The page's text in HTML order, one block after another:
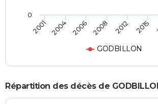
GODBILLON
2001 2004 2006 2008 2012 2015
0
Répartition des décès de